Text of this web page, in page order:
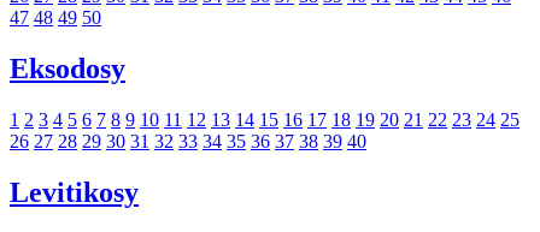
47 48 49 50
Eksodosy
1 2 3 4 5 6 7 8 9 10 11 12 13 14 15 16 17 18 19 20 21 22 23 24 25
26 27 28 29 30 31 32 33 34 35 36 37 38 39 40
Levitikosy